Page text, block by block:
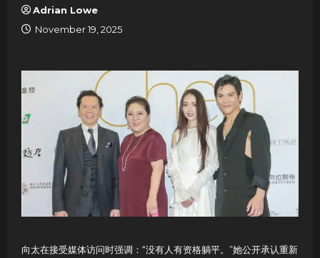
Adrian Lowe
November 19, 2025
向太在接受媒体访问时强调：“没有人有资格躺平。”她公开承认重新